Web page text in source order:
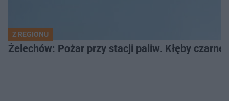
Z REGIONU
Żelechów: Pożar przy stacji paliw. Kłęby